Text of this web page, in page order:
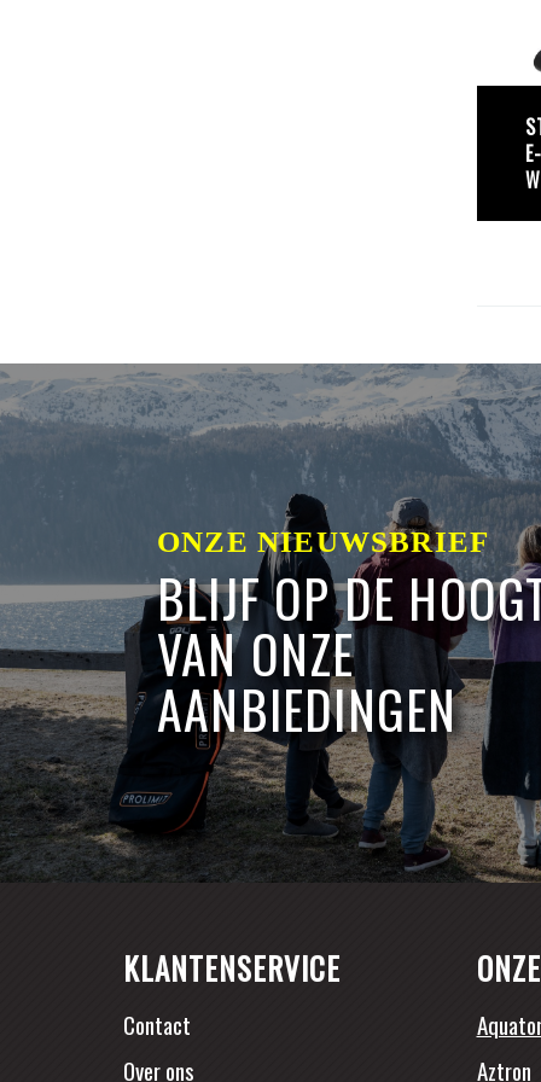
ONZE NIEUWSBRIEF
BLIJF OP DE
VAN ONZE
AANBIEDINGEN
KLANTENSERVICE
Contact
Over ons
Aztron